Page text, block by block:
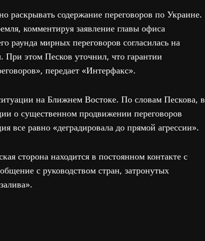
раскрывать содержание переговоров по Украине.
комментируя заявление главы офиса
раунда мирных переговоров согласилась на
этом Песков уточнил, что гарантии
передает «Интерфакс».
на Ближнем Востоке. По словам Пескова, в
о существенном продвижении переговоров
равно «деградировала до прямой агрессии».
сторона находится в постоянном контакте с
с руководством стран, затронутых